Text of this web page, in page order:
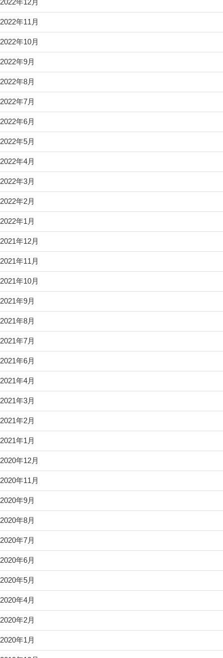
2022年12月
2022年11月
2022年10月
2022年9月
2022年8月
2022年7月
2022年6月
2022年5月
2022年4月
2022年3月
2022年2月
2022年1月
2021年12月
2021年11月
2021年10月
2021年9月
2021年8月
2021年7月
2021年6月
2021年4月
2021年3月
2021年2月
2021年1月
2020年12月
2020年11月
2020年9月
2020年8月
2020年7月
2020年6月
2020年5月
2020年4月
2020年2月
2020年1月